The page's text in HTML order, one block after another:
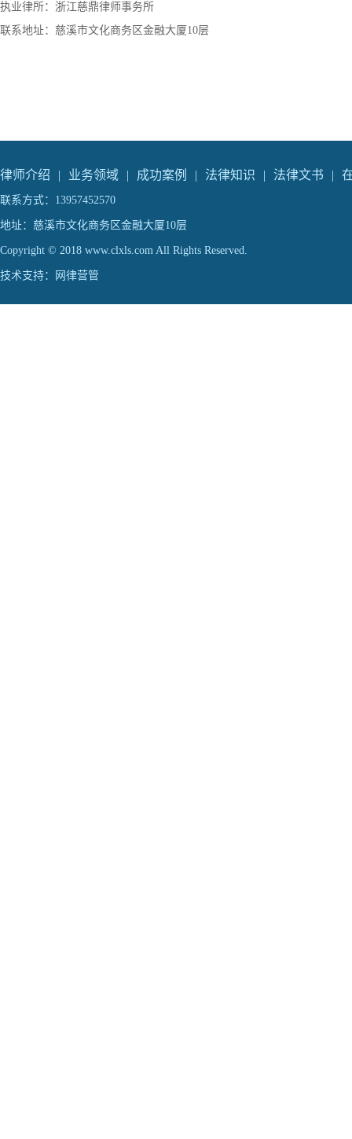
执业律所：浙江慈鼎律师事务所
联系地址：慈溪市文化商务区金融大厦10层
律师介绍 | 业务领域 | 成功案例 | 法律知识 | 法律文书 |
联系方式：13957452570
地址：慈溪市文化商务区金融大厦10层
Copyright © 2018 www.clxls.com All Rights Reserved.
技术支持： 网律营管